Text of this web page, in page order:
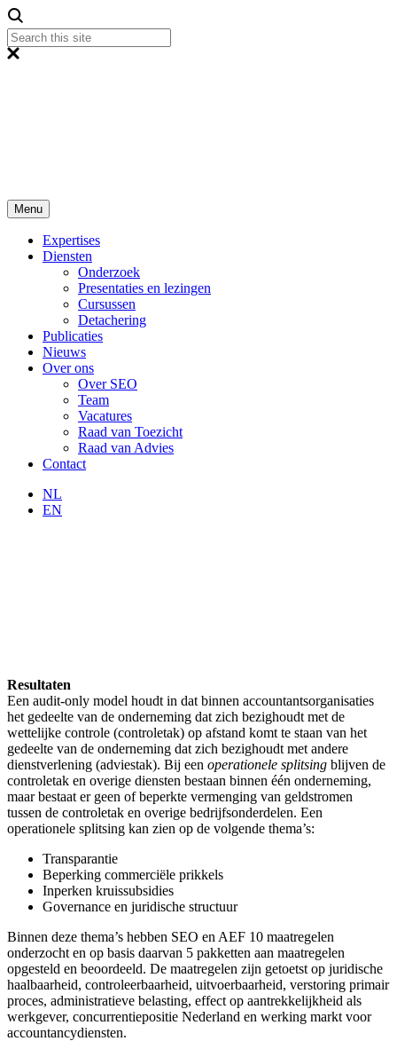
Menu
Expertises
Diensten
Onderzoek
Presentaties en lezingen
Cursussen
Detachering
Publicaties
Nieuws
Over ons
Over SEO
Team
Vacatures
Raad van Toezicht
Raad van Advies
Contact
NL
EN
Resultaten
Een audit-only model houdt in dat binnen accountantsorganisaties
het gedeelte van de onderneming dat zich bezighoudt met de
wettelijke controle (controletak) op afstand komt te staan van het
gedeelte van de onderneming dat zich bezighoudt met andere
dienstverlening (adviestak). Bij een operationele splitsing blijven de
controletak en overige diensten bestaan binnen één onderneming,
maar bestaat er geen of beperkte vermenging van geldstromen
tussen de controletak en overige bedrijfsonderdelen. Een
operationele splitsing kan zien op de volgende thema’s:
Transparantie
Beperking commerciële prikkels
Inperken kruissubsidies
Governance en juridische structuur
Binnen deze thema’s hebben SEO en AEF 10 maatregelen
onderzocht en op basis daarvan 5 pakketten aan maatregelen
opgesteld en beoordeeld. De maatregelen zijn getoetst op juridische
haalbaarheid, controleerbaarheid, uitvoerbaarheid, verstoring primair
proces, administratieve belasting, effect op aantrekkelijkheid als
werkgever, concurrentiepositie Nederland en werking markt voor
accountancydiensten.